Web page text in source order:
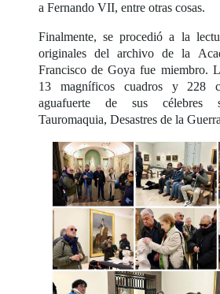
a Fernando VII, entre otras cosas.
Finalmente, se procedió a la
originales del archivo de la
Francisco de Goya fue miembro.
13 magníficos cuadros y 228
aguafuerte de sus célebres
Tauromaquia, Desastres de la